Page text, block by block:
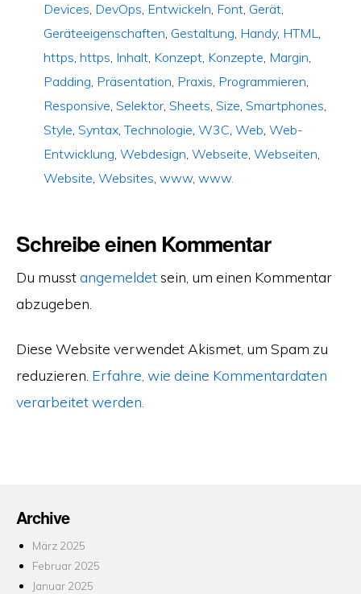
Devices, DevOps, Entwickeln, Font, Gerät,
Geräteeigenschaften, Gestaltung, Handy, HTML,
https, https, Inhalt, Konzept, Konzepte, Margin,
Padding, Präsentation, Praxis, Programmieren,
Responsive, Selektor, Sheets, Size, Smartphones,
Style, Syntax,Technologie, W3C, Web, Web-
Entwicklung, Webdesign, Webseite, Webseiten,
Website, Websites, www, www.
Schreibe einen Kommentar
Du musstangemeldetsein, um einen Kommentar
abzugeben.
Diese Website verwendet Akismet, um Spam zu
reduzieren. Erfahre, wie deine Kommentardaten
verarbeitet werden.
Archive
März 2025
Februar 2025
Januar 2025